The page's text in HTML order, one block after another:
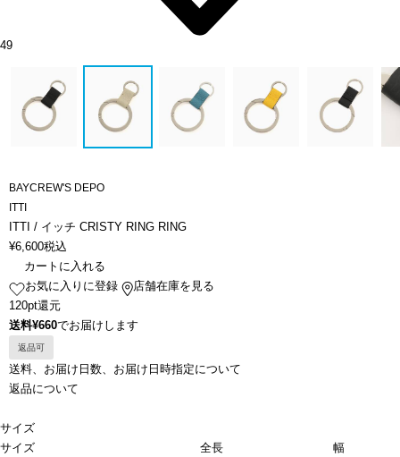
49
BAYCREW'S DEPO
ITTI
ITTI / イッチ CRISTY RING RING
¥6,600税込
カートに入れる
お気に入りに登録
店舗在庫を見る
120pt還元
送料¥660でお届けします
返品可
送料、お届け日数、お届け日時指定について
返品について
サイズ
サイズ
全長
幅